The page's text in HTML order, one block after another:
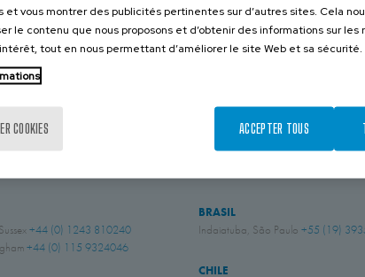
spéciale mécano-soudée
NOUS CONTACTER
+44 (0) 1243 810240
+44 (0) 115 9324046
BRASIL
Indaiatuba, São Paulo +55 (19)
CHILE
et vous montrer des publicités pertinentes sur d’autres sites. Cela
le contenu que nous proposons et d’obtenir des informations sur les
tout en nous permettant d’améliorer le site Web et sa sécurité.
COOKIES ACCEPTER TOUS